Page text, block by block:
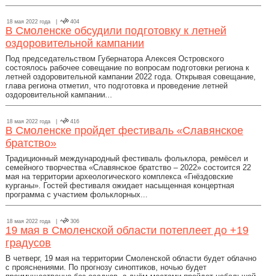
18 мая 2022 года | 404
В Смоленске обсудили подготовку к летней
оздоровительной кампании
Под председательством Губернатора Алексея Островского
состоялось рабочее совещание по вопросам подготовки региона к
летней оздоровительной кампании 2022 года. Открывая совещание,
глава региона отметил, что подготовка и проведение летней
оздоровительной кампании...
18 мая 2022 года | 416
В Смоленске пройдет фестиваль «Славянское
братство»
Традиционный международный фестиваль фольклора, ремёсел и
семейного творчества «Славянское братство – 2022» состоится 22
мая на территории археологического комплекса «Гнёздовские
курганы». Гостей фестиваля ожидает насыщенная концертная
программа с участием фольклорных...
18 мая 2022 года | 306
19 мая в Смоленской области потеплеет до +19
градусов
В четверг, 19 мая на территории Смоленской области будет облачно
с прояснениями. По прогнозу синоптиков, ночью будет